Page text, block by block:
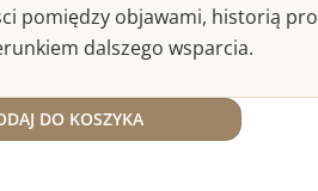
pomiędzy objawami, historią
dalszego wsparcia.
DO KOSZYKA